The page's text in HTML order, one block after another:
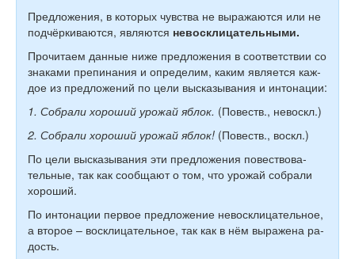
Пред­ло­же­ни­я, в ко­то­рых чув­ства не вы­ра­жа­ют­ся или не
под­чёр­ки­ва­ют­ся, являются невос­кли­ца­тель­ными.
Про­чи­та­ем данные ниже пред­ло­же­ния в соответствии со
знаками препинания и опре­де­лим, каким яв­ля­ет­ся каж­
дое из пред­ло­же­ний по цели высказывания и ин­то­на­ции:
1. Собрали хороший урожай яблок. (По­веств., невос­кл.)
2. Собрали хороший урожай яблок! (По­веств., воскл.)
По цели высказывания эти пред­ло­же­ния по­вест­во­ва­
тель­ные, так как со­об­ща­ют о том, что урожай собрали
хо­ро­ший.
По ин­то­на­ции пер­вое пред­ло­же­ние невос­кли­ца­тель­ное,
а вто­рое – вос­кли­ца­тель­ное, так как в нём вы­ра­же­на ра­
дость.